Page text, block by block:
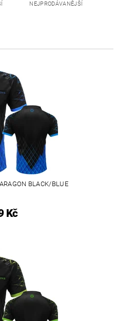
NEJPRODÁVANĚJŠÍ
BLACK/BLUE
Kč